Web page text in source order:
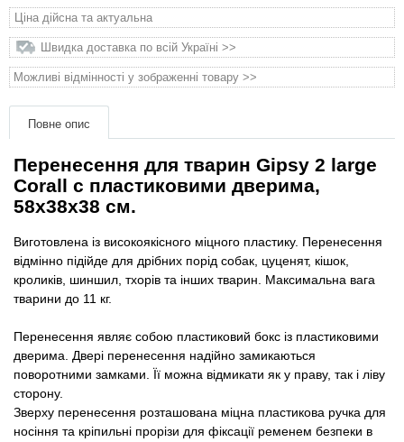
Ціна дійсна та актуальна
Швидка доставка по всій Україні >>
Можливі відмінності у зображенні товару >>
Повне опис
Перенесення для тварин Gipsy 2 large
Corall c пластиковими дверима,
58x38x38 см.
Виготовлена ​​із високоякісного міцного пластику. Перенесення
відмінно підійде для дрібних порід собак, цуценят, кішок,
кроликів, шиншил, тхорів та інших тварин. Максимальна вага
тварини до 11 кг.
Перенесення являє собою пластиковий бокс із пластиковими
дверима. Двері перенесення надійно замикаються
поворотними замками. Її можна відмикати як у праву, так і ліву
сторону.
Зверху перенесення розташована міцна пластикова ручка для
носіння та кріпильні прорізи для фіксації ременем безпеки в
Післяопераційні засоби та витратні
матеріали
Подарункові сертифікати
Товари для голубів
Товари для гризунів
Товари для людей
Популярні зоотоварі
Архів / Знято з виробництва